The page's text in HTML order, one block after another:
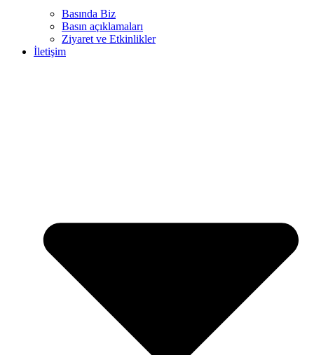
Basında Biz
Basın açıklamaları
Ziyaret ve Etkinlikler
İletişim